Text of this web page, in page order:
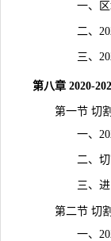
一、区域
二、2020-
三、2026-
第八章 2020-
第一节 切割
一、2020-
二、切割
三、进口
第二节 切割
一、2020-